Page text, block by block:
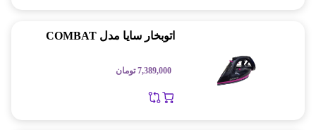
اتوبخار سایا مدل COMBAT
7,389,000 تومان